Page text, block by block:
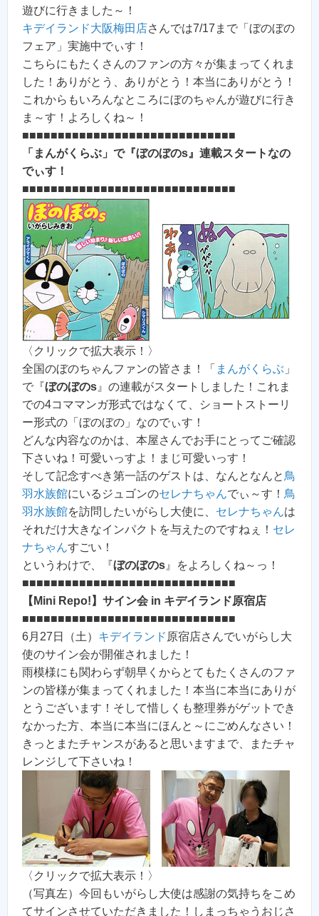
遊びに行きました～！
キデイランド大阪梅田店さんでは7/17まで「ぼのぼの
フェア」実施中でぃす！
こちらにもたくさんのファンの方々が集まってくれま
した！ありがとう、ありがとう！本当にありがとう！
これからもいろんなところにぼのちゃんが遊びに行き
ま～す！よろしくね～！
■■■■■■■■■■■■■■■■■■■■■■■■■■■■■■
「まんがくらぶ」で『ぼのぼのs』連載スタートなの
でぃす！
■■■■■■■■■■■■■■■■■■■■■■■■■■■■■■
〈クリックで拡大表示！〉
全国のぼのちゃんファンの皆さま！「 まんがくらぶ 」
で『 ぼのぼのs』の連載がスタートしました！これま
での4コママンガ形式ではなくて、ショートストーリ
ー形式の「ぼのぼの」なのでぃす！
どんな内容なのかは、本屋さんでお手にとってご確認
下さいね！可愛いっすよ！まじ可愛いっす！
そして記念すべき第一話のゲストは、なんとなんと鳥
羽水族館にいるジュゴンのセレナちゃんでぃ～す！ 鳥
羽水族館を訪問したいがらし大使に、 セレナちゃんは
それだけ大きなインパクトを与えたのですねぇ！ セレ
ナちゃんすごい！
というわけで、『 ぼのぼのs』をよろしくね～っ！
■■■■■■■■■■■■■■■■■■■■■■■■■■■■■■
【Mini Repo!】サイン会 in キデイランド原宿店
■■■■■■■■■■■■■■■■■■■■■■■■■■■■■■
6月27日（土） キデイランド原宿店さんでいがらし大
使のサイン会が開催されました！
雨模様にも関わらず朝早くからとてもたくさんのファ
ンの皆様が集まってくれました！本当に本当にありが
とうございます！そして惜しくも整理券がゲットでき
なかった方、本当に本当にほんと～にごめんなさい！
きっとまたチャンスがあると思いますまで、またチャ
レンジして下さいね！
〈クリックで拡大表示！〉
（写真左）今回もいがらし大使は感謝の気持ちをこめ
てサインさせていただきました！しまっちゃうおじさ